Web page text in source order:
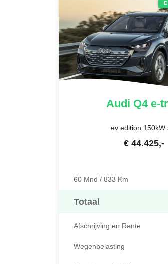
Audi Q4 e-
ev edition 150kW
€ 44.425,-
60 Mnd / 833 Km
Totaal
Afschrijving en Rente
Wegenbelasting